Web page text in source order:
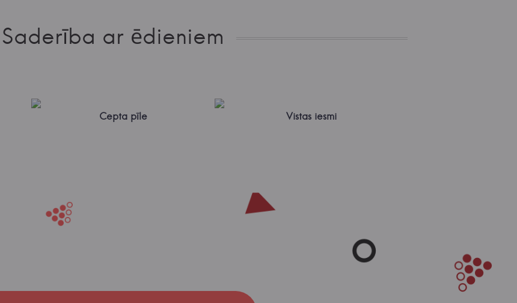
Saderība ar ēdieniem
Cepta pīle Vistas iesmi